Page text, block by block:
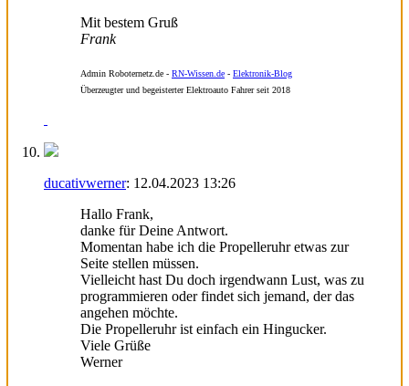
Mit bestem Gruß
Frank
Admin Roboternetz.de - RN-Wissen.de - Elektronik-Blog
Überzeugter und begeisterter Elektroauto Fahrer seit 2018
ducativwerner: 12.04.2023 13:26
Hallo Frank,
danke für Deine Antwort.
Momentan habe ich die Propelleruhr etwas zur
Seite stellen müssen.
Vielleicht hast Du doch irgendwann Lust, was zu
programmieren oder findet sich jemand, der das
angehen möchte.
Die Propelleruhr ist einfach ein Hingucker.
Viele Grüße
Werner